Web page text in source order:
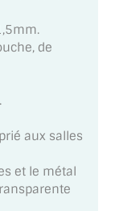
de
aux salles
et le métal